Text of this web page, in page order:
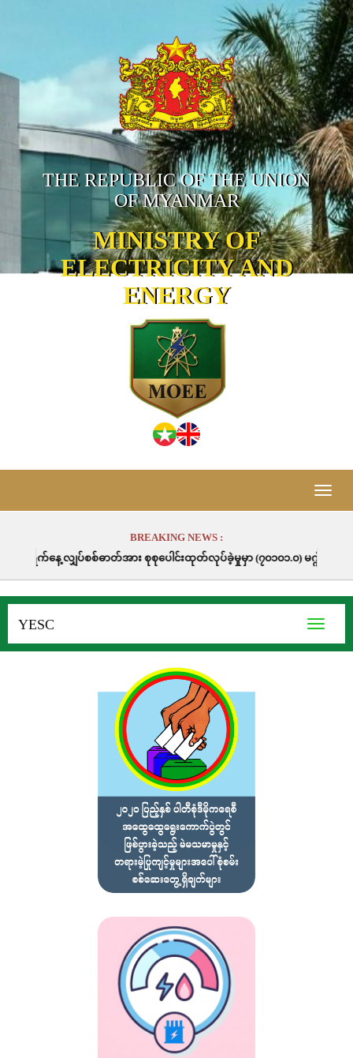
THE REPUBLIC OF THE UNION
OF MYANMAR
MINISTRY OF
ELECTRICITY AND
ENERGY
Toggle
BREAKING NEWS :
ဓာတ်အား စုစုပေါင်းထုတ်လုပ်ခဲ့မှုမှာ (၇၀၁၀၁.၀) မဂ္ဂါဝပ်နာရီဖြစ်ပါသည်။
Toggle
YESC